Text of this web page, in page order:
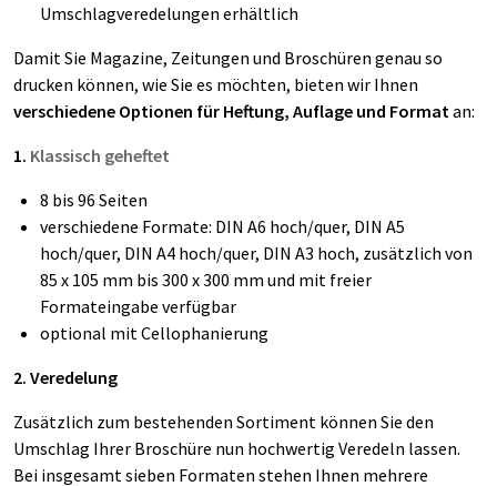
Umschlagveredelungen erhältlich
Damit Sie Magazine, Zeitungen und Broschüren genau so
drucken können, wie Sie es möchten, bieten wir Ihnen
verschiedene Optionen für Heftung, Auflage und Format an:
1. Klassisch geheftet
8 bis 96 Seiten
verschiedene Formate: DIN A6 hoch/quer, DIN A5
hoch/quer, DIN A4 hoch/quer, DIN A3 hoch, zusätzlich von
85 x 105 mm bis 300 x 300 mm und mit freier
Formateingabe verfügbar
optional mit Cellophanierung
2. Veredelung
Zusätzlich zum bestehenden Sortiment können Sie den
Umschlag Ihrer Broschüre nun hochwertig Veredeln lassen.
Bei insgesamt sieben Formaten stehen Ihnen mehrere